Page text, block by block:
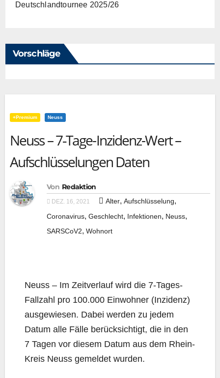
Deutschlandtournee 2025/26
Vorschläge
+Premium Neuss
Neuss – 7‑Tage-Inzidenz-Wert –
Aufschlüsselungen Daten
Von Redaktion
DEZ. 16, 2021 Alter, Aufschlüsselung,
Coronavirus, Geschlecht, Infektionen, Neuss,
SARSCoV2, Wohnort
Neuss – Im Zeit­ver­lauf wird die 7‑Ta­ges-
Fall­zahl pro 100.000 Ein­woh­ner (Inzi­denz)
aus­ge­wie­sen. Dabei wer­den zu jedem
Datum alle Fäl­le berück­sich­tigt, die in den
7 Tagen vor die­sem Datum aus dem Rhein-
Kreis Neuss gemel­det wurden.